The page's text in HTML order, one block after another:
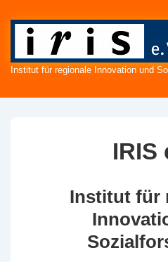
Institut für regionale Innovation und
IRIS
Institut für